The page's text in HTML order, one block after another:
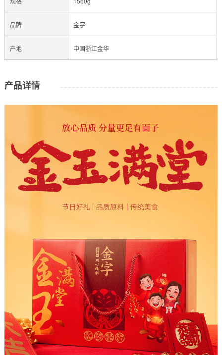
品牌 金字
产地 中国浙江金华
产品详情